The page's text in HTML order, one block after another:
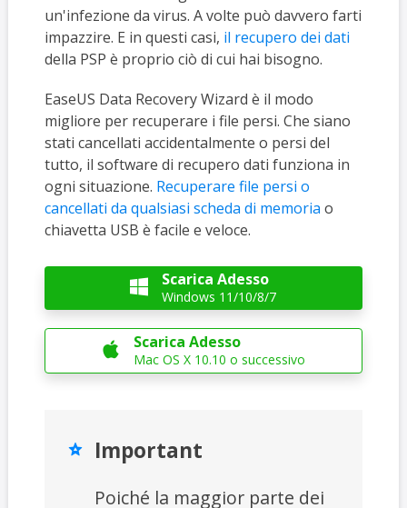
un'infezione da virus. A volte può davvero farti
impazzire. E in questi casi, il recupero dei dati
della PSP è proprio ciò di cui hai bisogno.
EaseUS Data Recovery Wizard è il modo
migliore per recuperare i file persi. Che siano
stati cancellati accidentalmente o persi del
tutto, il software di recupero dati funziona in
ogni situazione. Recuperare file persi o
cancellati da qualsiasi scheda di memoria o
chiavetta USB è facile e veloce.
 Scarica Adesso
Windows 11/10/8/7
 Scarica Adesso
Mac OS X 10.10 o successivo
 Important
Poiché la maggior parte dei